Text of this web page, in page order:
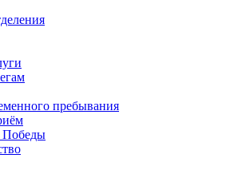
пребывания
Победы